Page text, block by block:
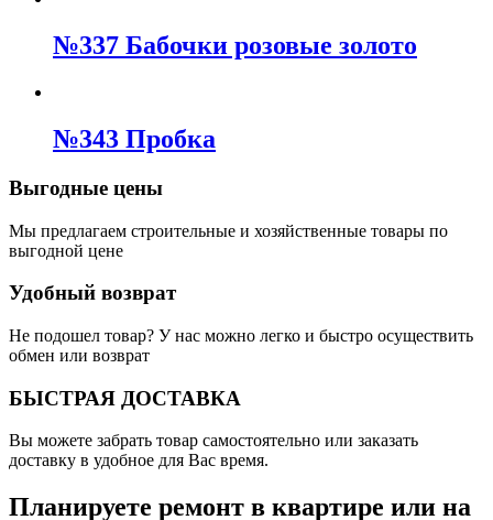
№337 Бабочки розовые золото
№343 Пробка
Выгодные цены
Мы предлагаем строительные и хозяйственные товары по
выгодной цене
Удобный возврат
Не подошел товар? У нас можно легко и быстро осуществить
обмен или возврат
БЫСТРАЯ ДОСТАВКА
Вы можете забрать товар самостоятельно или заказать
доставку в удобное для Вас время.
Планируете ремонт в квартире или на